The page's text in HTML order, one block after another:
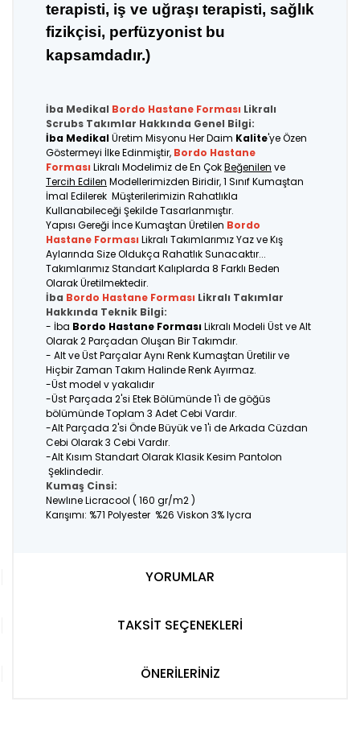
terapisti, iş ve uğraşı terapisti, sağlık
fizikçisi, perfüzyonist bu
kapsamdadır.)
İba Medikal Bordo Hastane Forması Likralı
Scrubs Takımlar Hakkında Genel Bilgi:
İba MedikalÜretim Misyonu Her Daim Kalite'ye Özen
Göstermeyi İlke Edinmiştir, Bordo Hastane
Forması Likralı Modelimiz de En ÇokBeğenilen ve
Tercih Edilen Modellerimizden Biridir, 1 Sınıf Kumaştan
İmal Edilerek Müşterilerimizin Rahatlıkla
Kullanabileceği Şekilde Tasarlanmıştır.
Yapısı Gereği İnce Kumaştan Üretilen Bordo
Hastane Forması Likralı Takımlarımız Yaz ve Kış
Aylarında Size Oldukça Rahatlık Sunacaktır...
Takımlarımız Standart Kalıplarda 8 Farklı Beden
Olarak Üretilmektedir.
İba Bordo Hastane Forması Likralı Takımlar
Hakkında Teknik Bilgi:
- İba Bordo Hastane FormasıLikralı Modeli Üst ve Alt
Olarak 2 Parçadan Oluşan Bir Takımdır.
- Alt ve Üst Parçalar Aynı Renk Kumaştan Üretilir ve
Hiçbir Zaman Takım Halinde Renk Ayırmaz.
-Üst model v yakalıdır
-Üst Parçada 2'si Etek Bölümünde 1'i de göğüs
bölümünde Toplam 3 Adet Cebi Vardır.
-Alt Parçada 2'si Önde Büyük ve 1'i de Arkada Cüzdan
Cebi Olarak 3 Cebi Vardır.
-Alt Kısım Standart Olarak Klasik Kesim Pantolon
Şeklindedir.
Kumaş Cinsi:
Newlıne Licracool ( 160 gr/m2 )
Karışımı: %71 Polyester %26 Viskon 3% lycra
YORUMLAR
TAKSİT SEÇENEKLERİ
ÖNERİLERİNİZ